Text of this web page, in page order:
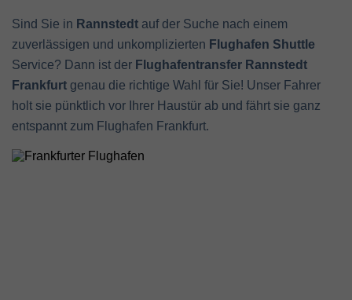
Sind Sie in Rannstedt auf der Suche nach einem
zuverlässigen und unkomplizierten Flughafen Shuttle
Service? Dann ist der Flughafentransfer Rannstedt
Frankfurt genau die richtige Wahl für Sie! Unser Fahrer
holt sie pünktlich vor Ihrer Haustür ab und fährt sie ganz
entspannt zum Flughafen Frankfurt.